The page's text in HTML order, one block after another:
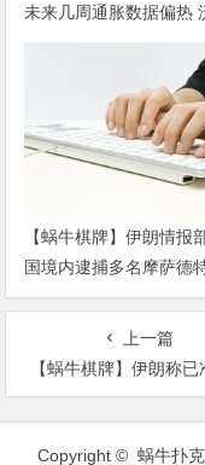
未来几周通胀数据偏热
备好加息
【蜗牛棋牌】伊朗情报
国境内逮捕多名摩萨德
上一篇
【蜗牛棋牌】伊朗称已准备好对暗杀苏莱曼尼的人员提起刑
文
Copyright © 蜗牛扑